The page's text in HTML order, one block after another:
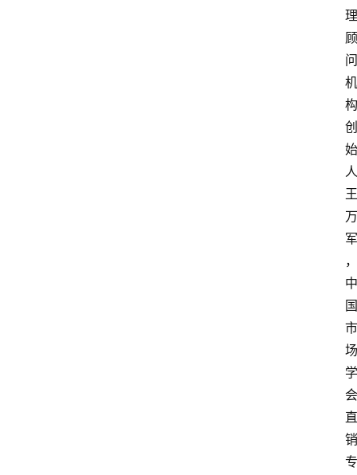
理
顾
问
机
构
创
始
人
王
万
军
，
中
国
市
场
学
会
直
销
专